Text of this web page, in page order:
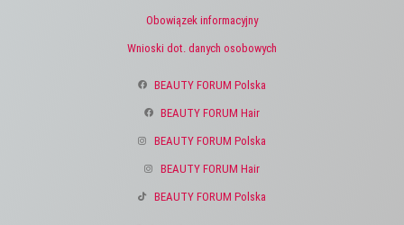
Obowiązek informacyjny
Wnioski dot. danych osobowych
BEAUTY FORUM Polska
BEAUTY FORUM Hair
BEAUTY FORUM Polska
BEAUTY FORUM Hair
BEAUTY FORUM Polska